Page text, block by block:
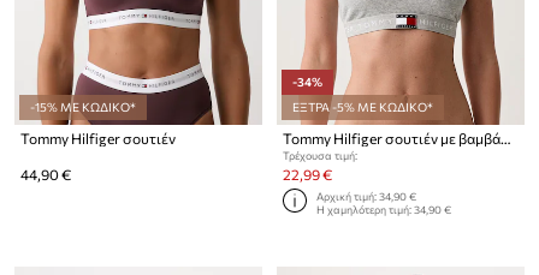
-15% ΜΕ ΚΩΔΙΚΟ*
Tommy Hilfiger σουτιέν
44,90 €
-34%
ΕΞΤΡΑ -5% ΜΕ ΚΩΔΙΚΟ*
Tommy Hilfiger σουτιέν με βαμβάκι
Τρέχουσα τιμή:
22,99 €
Αρχική τιμή:34,90 €
Η χαμηλότερη τιμή:34,90 €